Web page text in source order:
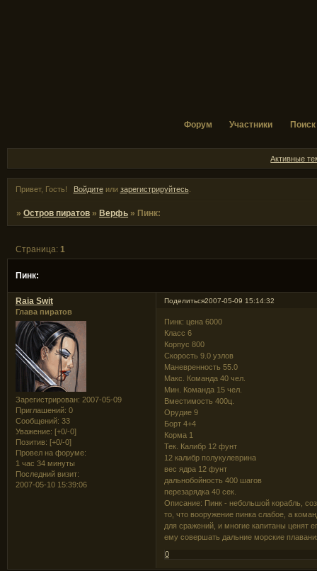
Форум Участники Поиск
Активные
Привет, Гость! Войдитеили зарегистрируйтесь.
»Остров пиратов » Верфь » Пинк:
Пинк:
Страница:1
Поделиться2007-05-09 15:14:32
Raia Swit
Глава пиратов
Зарегистрирован: 2007-05-09
Приглашений: 0
Сообщений: 33
Уважение: [+0/-0]
Позитив: [+0/-0]
Провел на форуме:
1 час 34 минуты
Последний визит:
2007-05-10 15:39:06
Пинк: цена 6000
Класс 6
Корпус 800
Скорость 9.0 узлов
Маневренность 55.0
Макс. Команда 40 чел.
Мин. Команда 15 чел.
Вместимость 400ц.
Орудие 9
Борт 4+4
Корма 1
Тек. Калибр 12 фунт
12 калибр полукулеврина
вес ядра 12 фунт
дальнобойность 400 шагов
перезарядка 40 сек.
Описание: Пинк - небольшой корабль,
то, что вооружение пинка слабое, а
для сражений, и многие капитаны ценят
ему совершать дальние морские
0